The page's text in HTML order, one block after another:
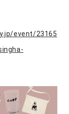
event/23165